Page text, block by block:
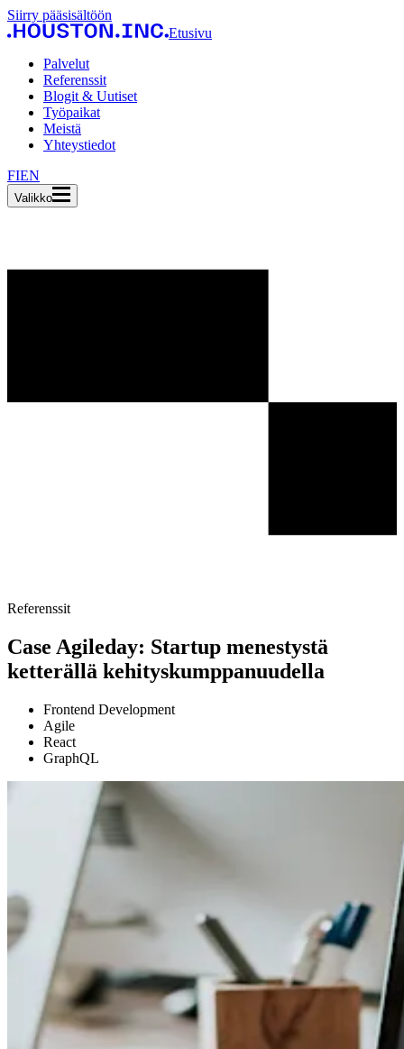
Siirry pääsisältöön
Etusivu
Palvelut
Referenssit
Blogit & Uutiset
Työpaikat
Meistä
Yhteystiedot
FIEN
Valikko
Referenssit
Case Agileday: Startup menestystä
ketterällä kehityskumppanuudella
Frontend Development
Agile
React
GraphQL